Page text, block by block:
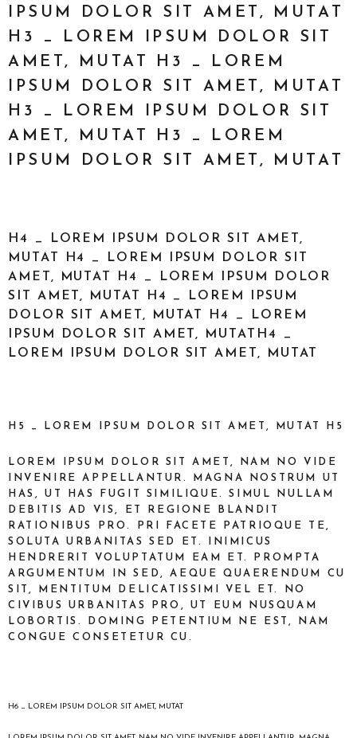
IPSUM DOLOR SIT AMET, MUTAT
H3 _ LOREM IPSUM DOLOR SIT
AMET, MUTAT H3 _ LOREM
IPSUM DOLOR SIT AMET, MUTAT
H3 _ LOREM IPSUM DOLOR SIT
AMET, MUTAT H3 _ LOREM
IPSUM DOLOR SIT AMET, MUTAT
H4 _ LOREM IPSUM DOLOR SIT AMET,
MUTAT H4 _ LOREM IPSUM DOLOR SIT
AMET, MUTAT H4 _ LOREM IPSUM DOLOR
SIT AMET, MUTAT H4 _ LOREM IPSUM
DOLOR SIT AMET, MUTAT H4 _ LOREM
IPSUM DOLOR SIT AMET, MUTATH4 _
LOREM IPSUM DOLOR SIT AMET, MUTAT
H5 _ LOREM IPSUM DOLOR SIT AMET, MUTAT H5
LOREM IPSUM DOLOR SIT AMET, NAM NO VIDE
INVENIRE APPELLANTUR. MAGNA NOSTRUM UT
HAS, UT HAS FUGIT SIMILIQUE. SIMUL NULLAM
DEBITIS AD VIS, ET REGIONE BLANDIT
RATIONIBUS PRO. PRI FACETE PATRIOQUE TE,
SOLUTA URBANITAS SED ET. INIMICUS
HENDRERIT VOLUPTATUM EAM ET. PROMPTA
ARGUMENTUM IN SED, AEQUE QUAERENDUM CU
SIT, MENTITUM DELICATISSIMI VEL ET. NO
CIVIBUS URBANITAS PRO, UT EUM NUSQUAM
LOBORTIS. DOMING PETENTIUM NE EST, NAM
CONGUE CONSETETUR CU.
H6 _ LOREM IPSUM DOLOR SIT AMET, MUTAT